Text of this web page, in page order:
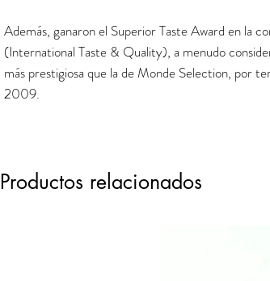
Además, ganaron el Superior Taste Award en la
(International Taste & Quality), a menudo
más prestigiosa que la de Monde Selection, por
2009.
Productos relacionados